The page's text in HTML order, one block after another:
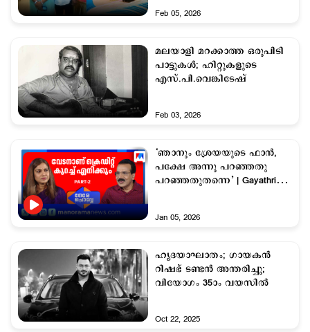
Feb 05, 2026
മലയാളി മറക്കാത്ത ഒരുപിടി
പാട്ടുകള്‍; ഹിറ്റുകളുടെ
എസ്.പി.വെങ്കിടേഷ്
Feb 03, 2026
‘ഞാനും ശ്രേയയുടെ ഫാന്‍,
പക്ഷേ അന്നു പറഞ്ഞതു
പറഞ്ഞതുതന്നെ’ | Gayathri
Jan 05, 2026
ഹൃദയാഘാതം; ഗായകന്‍
റിഷഭ് ടണ്ടൻ അന്തരിച്ചു;
വിയോഗം 35ാം വയസില്‍
Oct 22, 2025